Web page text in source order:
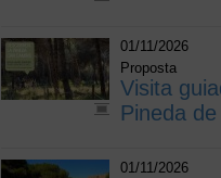
01/11/2026
Proposta
Visita
Pineda
01/11/2026